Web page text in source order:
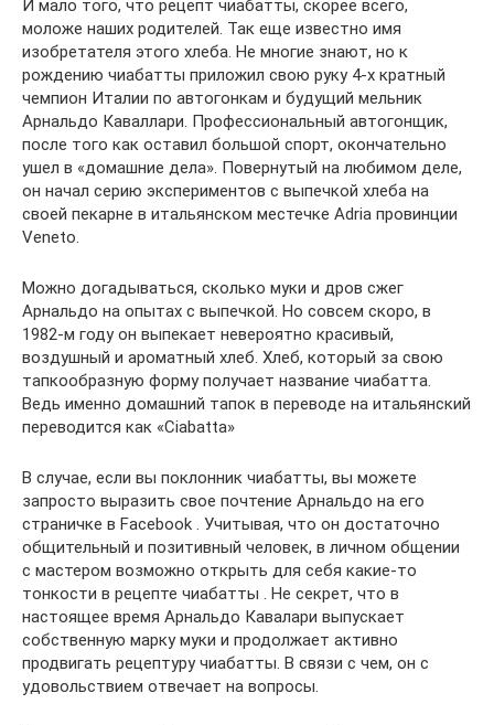
И мало того, что рецепт чиабатты, скорее всего,
моложе наших родителей. Так еще известно имя
изобретателя этого хлеба. Не многие знают, но к
рождению чиабатты приложил свою руку 4-х кратный
чемпион Италии по автогонкам и будущий мельник
Арнальдо Каваллари. Профессиональный автогонщик,
после того как оставил большой спорт, окончательно
ушел в «домашние дела». Повернутый на любимом деле,
он начал серию экспериментов с выпечкой хлеба на
своей пекарне в итальянском местечке Adria провинции
Veneto.
Можно догадываться, сколько муки и дров сжег
Арнальдо на опытах с выпечкой. Но совсем скоро, в
1982-м году он выпекает невероятно красивый,
воздушный и ароматный хлеб. Хлеб, который за свою
тапкообразную форму получает название чиабатта.
Ведь именно домашний тапок в переводе на итальянский
переводится как «Ciabatta»
В случае, если вы поклонник чиабатты, вы можете
запросто выразить свое почтение Арнальдо на его
страничке в Facebook . Учитывая, что он достаточно
общительный и позитивный человек, в личном общении
с мастером возможно открыть для себя какие-то
тонкости в рецепте чиабатты . Не секрет, что в
настоящее время Арнальдо Кавалари выпускает
собственную марку муки и продолжает активно
продвигать рецептуру чиабатты. В связи с чем, он с
удовольствием отвечает на вопросы.